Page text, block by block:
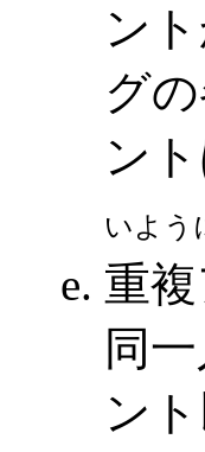
ン
グ
ン
いよう
重
同
ン